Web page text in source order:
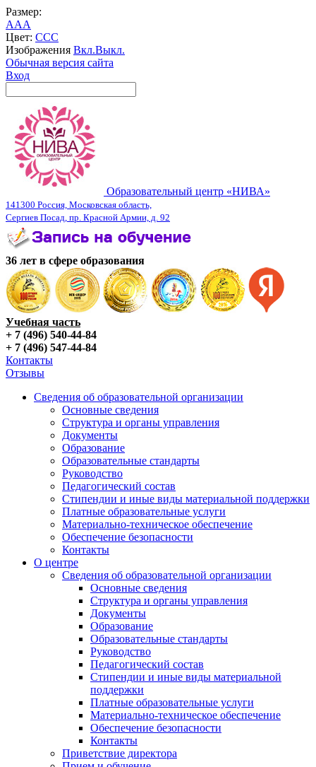
Размер:
AAA
Цвет: CCC
Изображения Вкл.Выкл.
Обычная версия сайта
Вход
Образовательный центр «НИВА»
141300 Россия, Московская область,
Сергиев Посад, пр. Красной Армии, д. 92
36 лет в сфере образования
Учебная часть
+ 7 (496) 540-44-84
+ 7 (496) 547-44-84
Контакты
Отзывы
Сведения об образовательной организации
Основные сведения
Структура и органы управления
Документы
Образование
Образовательные стандарты
Руководство
Педагогический состав
Стипендии и иные виды материальной поддержки
Платные образовательные услуги
Материально-техническое обеспечение
Обеспечение безопасности
Контакты
О центре
Сведения об образовательной организации
Основные сведения
Структура и органы управления
Документы
Образование
Образовательные стандарты
Руководство
Педагогический состав
Стипендии и иные виды материальной
поддержки
Платные образовательные услуги
Материально-техническое обеспечение
Обеспечение безопасности
Контакты
Приветствие директора